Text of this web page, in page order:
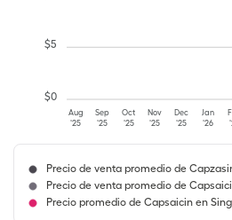
Aug
'25
Sep
'25
Oct
'25
Nov
'25
Dec
'25
Jan
'26
$0
$5
Precio de venta promedio de
Precio de venta promedio de
Precio promedio de Capsaicin en